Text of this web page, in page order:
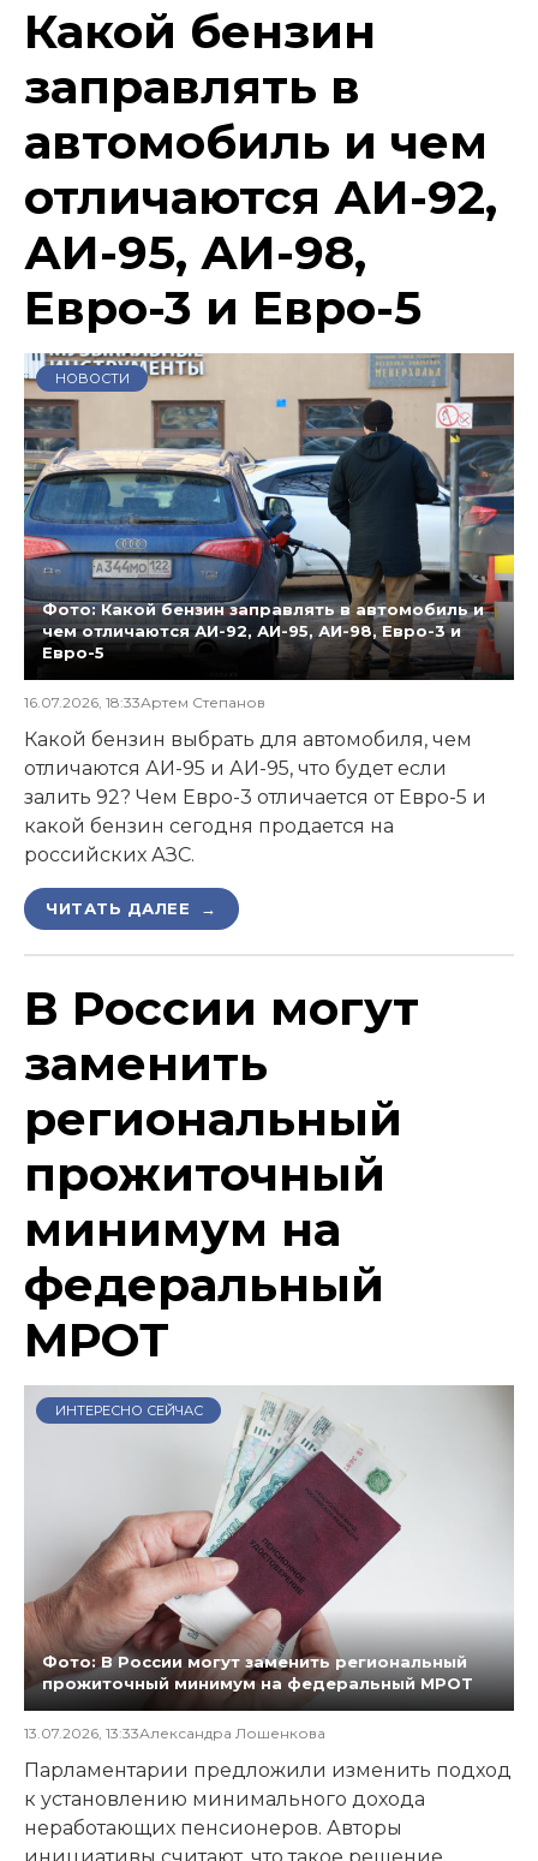
Какой бензин
заправлять в
автомобиль и чем
отличаются АИ-92,
АИ-95, АИ-98,
Евро-3 и Евро-5
НОВОСТИ
Фото: Какой бензин заправлять в автомобиль и
чем отличаются АИ-92, АИ-95, АИ-98, Евро-3 и
Евро-5
16.07.2026, 18:33Артем Степанов
Какой бензин выбрать для автомобиля, чем
отличаются АИ-95 и АИ-95, что будет если
залить 92? Чем Евро-3 отличается от Евро-5 и
какой бензин сегодня продается на
российских АЗС.
ЧИТАТЬ ДАЛЕЕ →
В России могут
заменить
региональный
прожиточный
минимум на
федеральный
МРОТ
ИНТЕРЕСНО СЕЙЧАС
Фото: В России могут заменить региональный
прожиточный минимум на федеральный МРОТ
13.07.2026, 13:33Александра Лошенкова
Парламентарии предложили изменить подход
к установлению минимального дохода
неработающих пенсионеров. Авторы